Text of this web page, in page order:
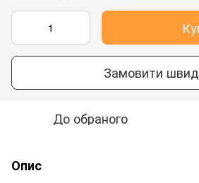
Замовити
До обраного
Опис